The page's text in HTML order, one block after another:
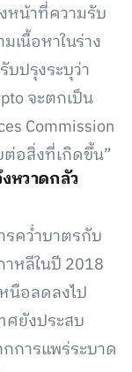
หน้าที่ความรับ
เนื้อหาในร่าง
ปรุงระบุว่า
จะตกเป็น
Commission
อสิ่งที่เกิดขึ้น”
หวาดกลัว
รคว่ำบาตรกับ
หลีในปี 2018
นือลดลงไป
ศยังประสบ
การแพร่ระบาด